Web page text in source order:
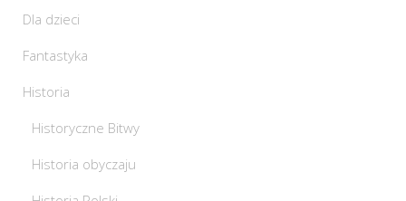
Dla dzieci
Fantastyka
Historia
Historyczne Bitwy
Historia obyczaju